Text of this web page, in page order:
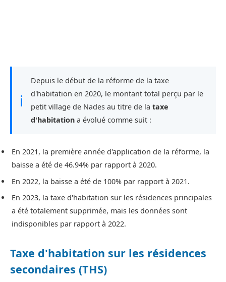
ℹ
Depuis le début de la réforme de la taxe
d'habitation en 2020, le montant total perçu par le
petit village de Nades au titre de la taxe
d'habitation a évolué comme suit :
En 2021, la première année d'application de la réforme, la
baisse a été de 46.94% par rapport à 2020.
En 2022, la baisse a été de 100% par rapport à 2021.
En 2023, la taxe d'habitation sur les résidences principales
a été totalement supprimée, mais les données sont
indisponibles par rapport à 2022.
Taxe d'habitation sur les résidences
secondaires (THS)